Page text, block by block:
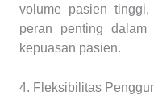
volume pasien
peran penting
kepuasan pasien.
4. Fleksibilitas